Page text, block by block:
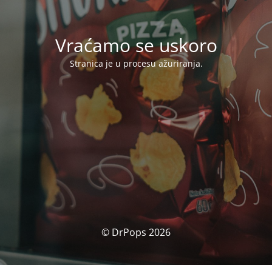
Vraćamo se uskoro
Stranica je u procesu ažuriranja.
© DrPops 2026